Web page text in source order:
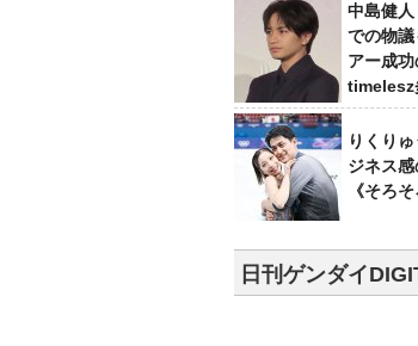
中島健人
での物
アー成
timelesz
りくり
ジネス
《そろ
日刊ゲンダイ